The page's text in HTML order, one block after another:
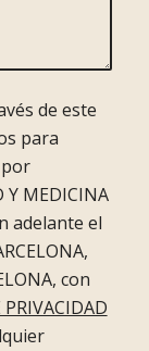
de este
para
Y MEDICINA
adelante el
con